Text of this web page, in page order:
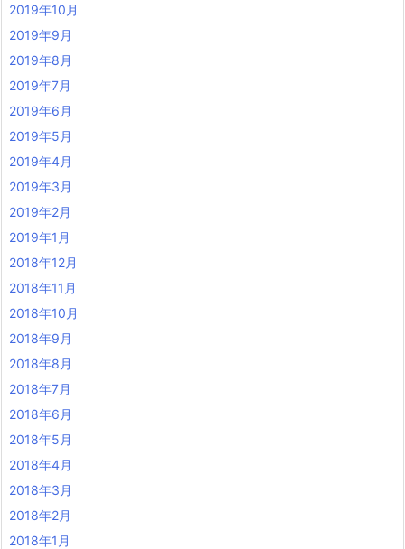
2019年10月
2019年9月
2019年8月
2019年7月
2019年6月
2019年5月
2019年4月
2019年3月
2019年2月
2019年1月
2018年12月
2018年11月
2018年10月
2018年9月
2018年8月
2018年7月
2018年6月
2018年5月
2018年4月
2018年3月
2018年2月
2018年1月